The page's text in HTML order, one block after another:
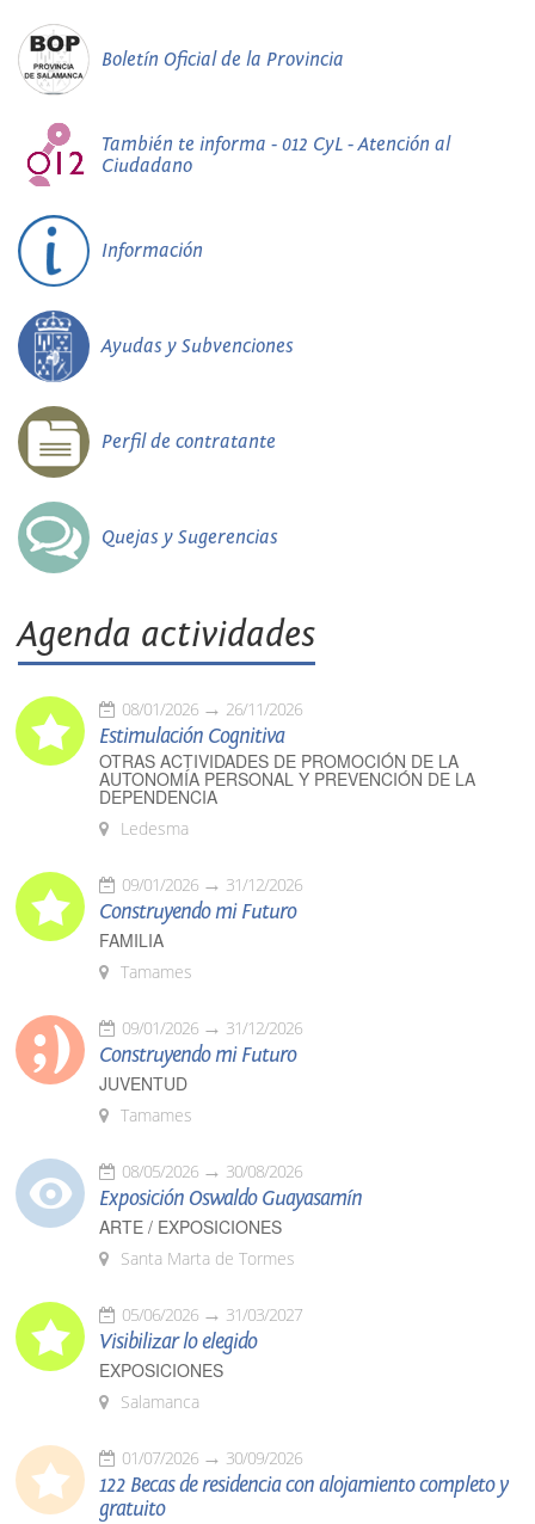
Boletín Oficial de la Provincia
También te informa - 012 CyL - Atención al
Ciudadano
Información
Ayudas y Subvenciones
Perfil de contratante
Quejas y Sugerencias
Agenda actividades
08/01/2026 26/11/2026
Estimulación Cognitiva
OTRAS ACTIVIDADES DE PROMOCIÓN DE LA
AUTONOMÍA PERSONAL Y PREVENCIÓN DE LA
DEPENDENCIA
Ledesma
09/01/2026 31/12/2026
Construyendo mi Futuro
FAMILIA
Tamames
09/01/2026 31/12/2026
Construyendo mi Futuro
JUVENTUD
Tamames
08/05/2026 30/08/2026
Exposición Oswaldo Guayasamín
ARTE / EXPOSICIONES
Santa Marta de Tormes
05/06/2026 31/03/2027
Visibilizar lo elegido
EXPOSICIONES
Salamanca
01/07/2026 30/09/2026
122 Becas de residencia con alojamiento completo y
gratuito